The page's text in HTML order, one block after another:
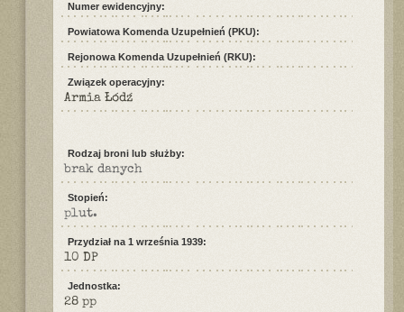
Numer ewidencyjny:
Powiatowa Komenda Uzupełnień (PKU):
Rejonowa Komenda Uzupełnień (RKU):
Związek operacyjny:
Armia Łódź
Rodzaj broni lub służby:
brak danych
Stopień:
plut.
Przydział na 1 września 1939:
10 DP
Jednostka:
28 pp